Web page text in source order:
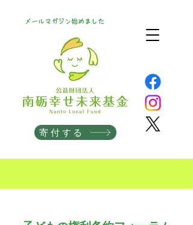
寄付する
メールマガジン始めました